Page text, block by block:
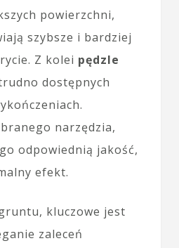
powierzchni,
szybsze i bardziej
Z kolei pędzle
dostępnych
narzędzia,
odpowiednią jakość,
efekt.
kluczowe jest
zaleceń